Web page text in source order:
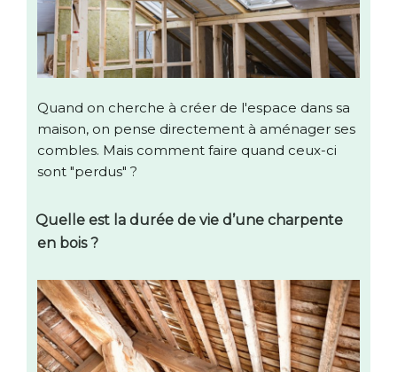
Quand on cherche à créer de l'espace dans sa
maison, on pense directement à aménager ses
combles. Mais comment faire quand ceux-ci
sont "perdus" ?
Quelle est la durée de vie d’une charpente
en bois ?